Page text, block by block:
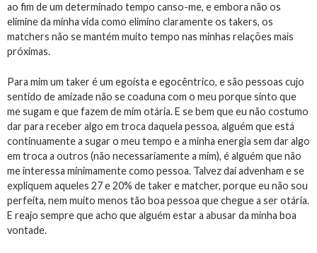
ao fim de um determinado tempo canso-me, e embora não os
elimine da minha vida como elimino claramente os takers, os
matchers não se mantém muito tempo nas minhas relações mais
próximas.
Para mim um taker é um egoísta e egocêntrico, e são pessoas cujo
sentido de amizade não se coaduna com o meu porque sinto que
me sugam e que fazem de mim otária. E se bem que eu não costumo
dar para receber algo em troca daquela pessoa, alguém que está
continuamente a sugar o meu tempo e a minha energia sem dar algo
em troca a outros (não necessariamente a mim), é alguém que não
me interessa minimamente como pessoa. Talvez daí advenham e se
expliquem aqueles 27 e 20% de taker e matcher, porque eu não sou
perfeita, nem muito menos tão boa pessoa que chegue a ser otária.
E reajo sempre que acho que alguém estar a abusar da minha boa
vontade.